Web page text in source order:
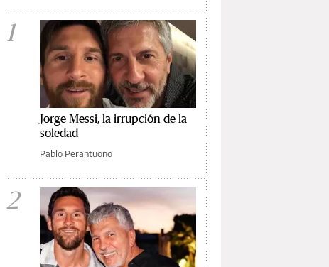
1
Jorge Messi, la irrupción de la
soledad
Pablo Perantuono
2